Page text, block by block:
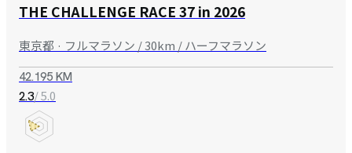
THE CHALLENGE RACE 37 in 2026
東京都 · フルマラソン / 30km / ハーフマラソン
42.195 KM
2.3/ 5.0